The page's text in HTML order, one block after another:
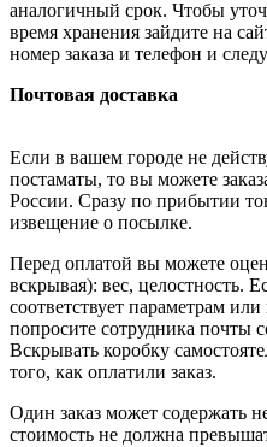
аналогичный срок. Чтобы
время хранения зайдите на
номер заказа и телефон и
Почтовая доставка
Если в вашем городе не
постаматы, то вы можете
России. Сразу по прибытии
извещение о посылке.
Перед оплатой вы можете
вскрывая): вес, целостность.
соответствует параметрам
попросите сотрудника почты
Вскрывать коробку
того, как оплатили заказ.
Один заказ может содержать
стоимость не должна